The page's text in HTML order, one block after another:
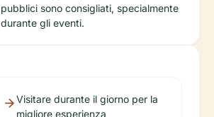
pubblici sono consigliati, specialmente
durante gli eventi.
Visitare durante il giorno per la
migliore esperienza